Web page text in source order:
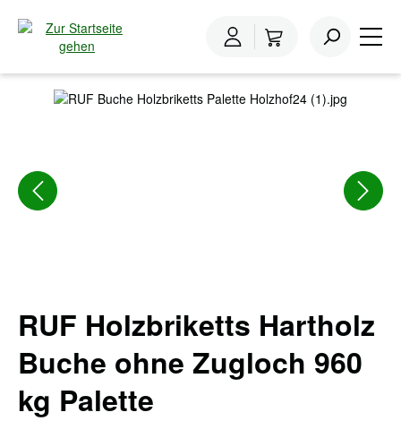
springen
Home Holzbriketts Holzbriketts Buche
Bildergalerie überspringen
RUF Holzbriketts Hartholz
Buche ohne Zugloch 960
kg Palette